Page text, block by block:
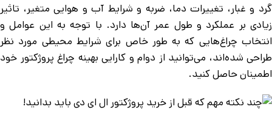
گرد و غبار، تغییرات دما، ضربه و شرایط آب و هوایی متغیر، تاثیر
زیادی بر عملکرد و طول عمر آن‌ها دارد. با توجه به این عوامل و
انتخاب چراغ‌هایی که به طور خاص برای شرایط محیطی مورد نظر
طراحی شده‌اند، می‌توانید از دوام و کارایی بهینه چراغ پروژکتور خود
اطمینان حاصل کنید.